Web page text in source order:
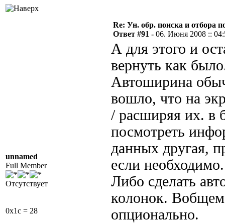
unnamed
Full Member
Отсутствует
0x1c = 28
Re: Ун. обр. поиска и отбора
Ответ #91 - 06. Июня 2008 ::
А для этого и
вернуть как
Автоширина
вошло, что на
/ расширяя их. в
посмотреть
данных другая,
если
Либо сделать
колонок. Вобщем
опционально.